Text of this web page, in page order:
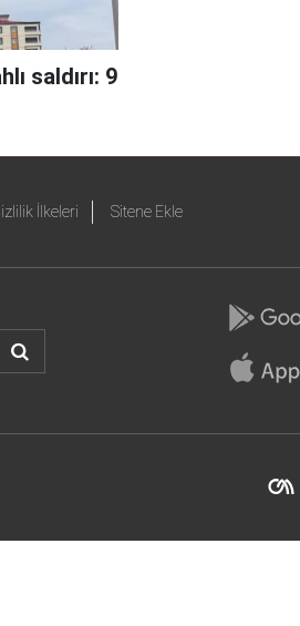
saldırı: 9
İlkeleri Sitene Ekle